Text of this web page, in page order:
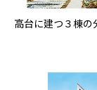
高台に建つ３棟の